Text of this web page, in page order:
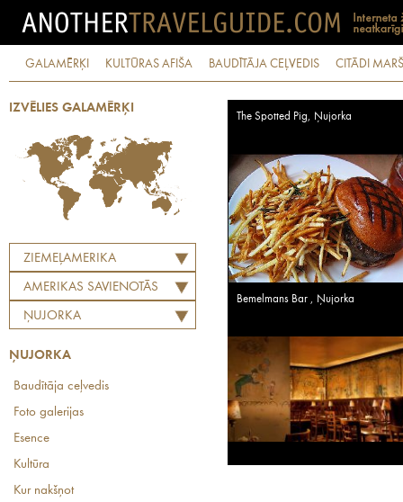
GALAMĒRĶI KULTŪRAS AFIŠA BAUDĪTĀJA CEĻVEDIS CITĀDI
IZVĒLIES GALAMĒRĶI
ZIEMEĻAMERIKA
AMERIKAS SAVIENOTĀS
VALSTIS
ŅUJORKA
ŅUJORKA
Baudītāja ceļvedis
Foto galerijas
Esence
Kultūra
Kur nakšņot
The Spotted Pig, Ņujorka
Bemelmans Bar , Ņujorka